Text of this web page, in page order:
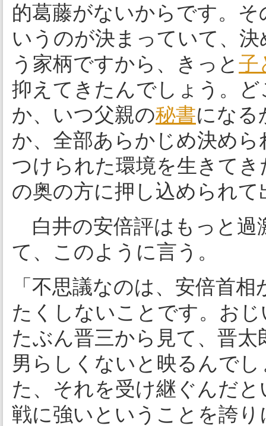
的葛藤がないからです。
いうのが決まっていて、
う家柄ですから、きっと 子
抑えてきたんでしょう。ど
か、いつ父親の秘書になる
か、全部あらかじめ決め
つけられた環境を生きて
の奥の方に押し込められ
白井の安倍評はもっと過
て、このように言う。
「不思議なのは、安倍首
たくしないことです。お
たぶん晋三から見て、晋
男らしくないと映るんで
た、それを受け継ぐんだ
戦に強いということを誇